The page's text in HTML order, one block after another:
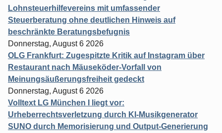
Lohnsteuerhilfevereins mit umfassender
Steuerberatung ohne deutlichen Hinweis auf
beschränkte Beratungsbefugnis
Donnerstag, August 6 2026
OLG Frankfurt: Zugespitzte Kritik auf Instagram über
Restaurant nach Mäuseköder-Vorfall von
Meinungsäußerungsfreiheit gedeckt
Donnerstag, August 6 2026
Volltext LG München I liegt vor:
Urheberrechtsverletzung durch KI-Musikgenerator
SUNO durch Memorisierung und Output-Generierung